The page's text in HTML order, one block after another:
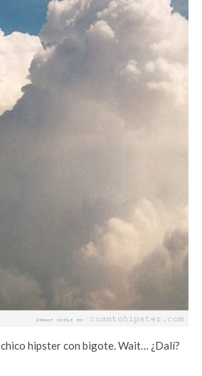
hipster con bigote. Wait… ¿Dalí?